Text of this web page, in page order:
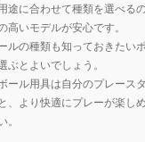
途に合わせて種類を選べる
高いモデルが安心です。
ルの種類も知っておきた
ぶとよいでしょう。
ール用具は自分のプレー
、より快適にプレーが楽し